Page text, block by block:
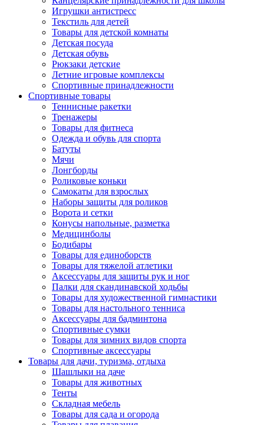
Игрушки антистресс
Текстиль для детей
Товары для детской комнаты
Детская посуда
Детская обувь
Рюкзаки детские
Летние игровые комплексы
Спортивные принадлежности
Спортивные товары
Теннисные ракетки
Тренажеры
Товары для фитнеса
Одежда и обувь для спорта
Батуты
Мячи
Лонгборды
Роликовые коньки
Самокаты для взрослых
Наборы защиты для роликов
Ворота и сетки
Конусы напольные, разметка
Медицинболы
Бодибары
Товары для единоборств
Товары для тяжелой атлетики
Аксессуары для защиты рук и ног
Палки для скандинавской ходьбы
Товары для художественной гимнастики
Товары для настольного тенниса
Аксессуары для бадминтона
Спортивные сумки
Товары для зимних видов спорта
Спортивные аксессуары
Товары для дачи, туризма, отдыха
Шашлыки на даче
Товары для животных
Тенты
Складная мебель
Товары для сада и огорода